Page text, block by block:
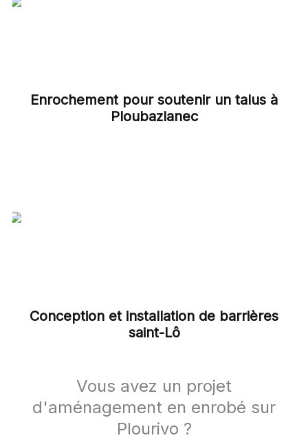
Enrochement pour soutenir un talus à
Ploubazlanec
Conception et installation de barrières
saint-Lô
Vous avez un projet
d'aménagement en enrobé sur
Plourivo ?